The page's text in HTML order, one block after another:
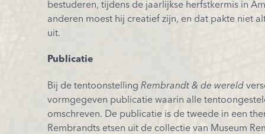
bestuderen, tijdens de jaarlijkse herfstkermis in
anderen moest hij creatief zijn, en dat pakte niet
uit.
Publicatie
Bij de tentoonstelling Rembrandt & de wereld
vormgegeven publicatie waarin alle
omschreven. De publicatie is de tweede in een
Rembrandts etsen uit de collectie van Museum